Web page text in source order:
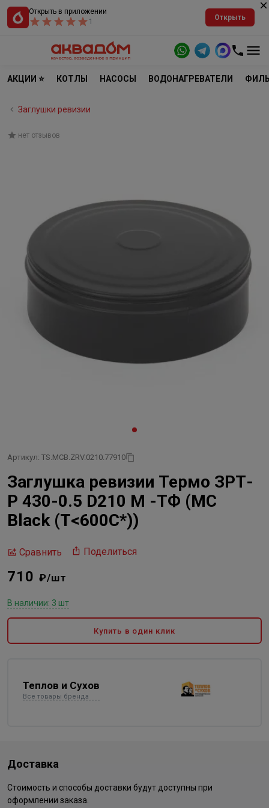
Открыть в приложении
1
Открыть
АКЦИИ ⭐ КОТЛЫ НАСОСЫ ВОДОНАГРЕВАТЕЛИ
Заглушки ревизии
нет отзывов
Артикул: TS.MCB.ZRV.0210.77910
Заглушка ревизии Термо ЗРТ-
Р 430-0.5 D210 М -ТФ (MC
Black (Т<600C*))
Сравнить Поделиться
710 ₽/шт
В наличии: 3 шт
Купить в один клик
Теплов и Сухов
Все товары бренда
Доставка
Стоимость и способы доставки будут доступны при
оформлении заказа.